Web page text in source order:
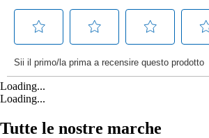
Loading...
Loading...
Tutte le nostre marche